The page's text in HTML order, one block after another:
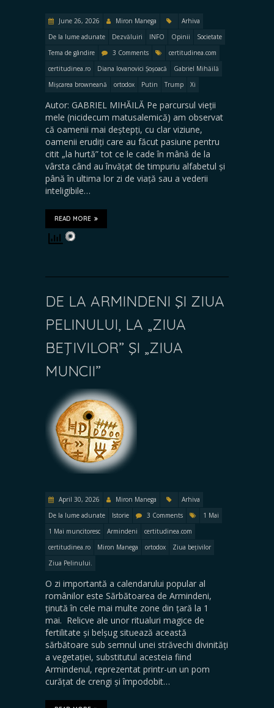
June 26, 2026 Miron Manega
Arhiva
De la lume adunate
Dezvăluiri INFO Opinii
Societate
Tema de gândire
3 Comments
certitudinea.com
certitudinea.ro
Diana Iovanovici Șoșoacă
Gabriel Mihăilă
Mișcarea browneană
ortodox Putin Trump Xi
Autor: GABRIEL MIHĂILĂ Pe parcursul vieții
mele (nicidecum matusalemică) am observat
că oamenii mai deștepți, cu clar viziune,
oamenii erudiți care au făcut pasiune pentru
citit „la hurtă” tot ce le cade în mână de la
vârsta când au învățat de timpuriu alfabetul și
până în ultima lor zi de viață sau a vederii
inteligibile…
READ MORE
DE LA ARMINDENI ŞI ZIUA
PELINULUI, LA „ZIUA
BEŢIVILOR” ŞI „ZIUA
MUNCII”
April 30, 2026 Miron Manega
Arhiva
De la lume adunate
Istorie 3 Comments
1 Mai
1 Mai muncitoresc
Armindeni
certitudinea.com
certitudinea.ro
Miron Manega ortodox
Ziua bețivilor
Ziua Pelinului.
O zi importantă a calendarului popular al
românilor este Sărbătoarea de Armindeni,
ținută în cele mai multe zone din țară la 1
mai. Relicve ale unor ritualuri magice de
fertilitate și belșug situează această
sărbătoare sub semnul unei străvechi divinități
a vegetației, substitutul acesteia fiind
Armindenul, reprezentat printr-un un pom
curățat de crengi și împodobit…